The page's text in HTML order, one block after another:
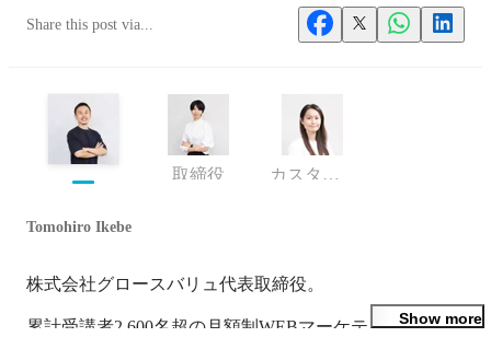
Share this post via...
取締役 カスタマーサクセスチーム
Tomohiro Ikebe
株式会社グロースバリュ代表取締役。
累計受講者2,600名超の月額制WEBマーケティングスクー
Show more